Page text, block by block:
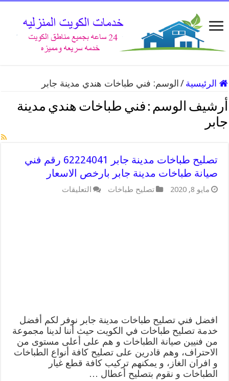
الرئيسية / الوسم: فني طباخات هندي مدينة جابر
أرشيف الوسم : فني طباخات هندي مدينة
جابر
تصليح طباخات مدينة جابر 62224041 رقم فني
صيانة طباخات مدينة جابر بارخص الاسعار
مايو 8, 2020 تصليح طباخات التعليقات
مغلقة
افضل فني تصليح طباخات مدينة جابر نوفر لكم أفضل
خدمة تصليح طباخات في الكويت حيث أننا لدينا مجموعة
من فنيين صيانة الطباخات و هم على أعلى مستوى من
الاحتراف، وهم قادرين على تصليح كافة أنواع الطباخات
و افران الغاز، و يمكنهم تركيب كافة قطع غيار
الطباخات و نقوم بتصليح أعطال …